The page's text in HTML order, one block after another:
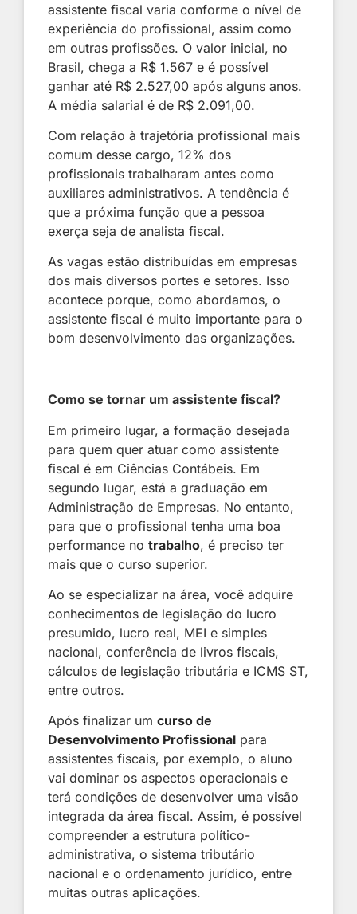
assistente fiscal varia conforme o nível de
experiência do profissional, assim como
em outras profissões. O valor inicial, no
Brasil, chega a R$ 1.567 e é possível
ganhar até R$ 2.527,00 após alguns anos.
A média salarial é de R$ 2.091,00.
Com relação à trajetória profissional mais
comum desse cargo, 12% dos
profissionais trabalharam antes como
auxiliares administrativos. A tendência é
que a próxima função que a pessoa
exerça seja de analista fiscal.
As vagas estão distribuídas em empresas
dos mais diversos portes e setores. Isso
acontece porque, como abordamos, o
assistente fiscal é muito importante para o
bom desenvolvimento das organizações.
Como se tornar um assistente fiscal?
Em primeiro lugar, a formação desejada
para quem quer atuar como assistente
fiscal é em Ciências Contábeis. Em
segundo lugar, está a graduação em
Administração de Empresas. No entanto,
para que o profissional tenha uma boa
performance notrabalho, é preciso ter
mais que o curso superior.
Ao se especializar na área, você adquire
conhecimentos de legislação do lucro
presumido, lucro real, MEI e simples
nacional, conferência de livros fiscais,
cálculos de legislação tributária e ICMS ST,
entre outros.
Após finalizar umcurso de
Desenvolvimento Profissional para
assistentes fiscais, por exemplo, o aluno
vai dominar os aspectos operacionais e
terá condições de desenvolver uma visão
integrada da área fiscal. Assim, é possível
compreender a estrutura político-
administrativa, o sistema tributário
nacional e o ordenamento jurídico, entre
muitas outras aplicações.